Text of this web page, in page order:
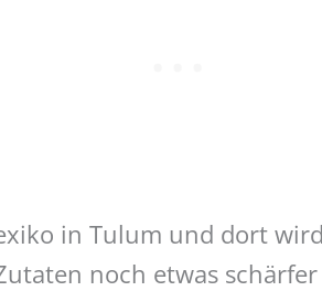
in Tulum und dort
noch etwas